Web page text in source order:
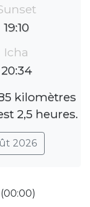
19:10
Icha
20:34
kilomètres
2,5 heures.
2026